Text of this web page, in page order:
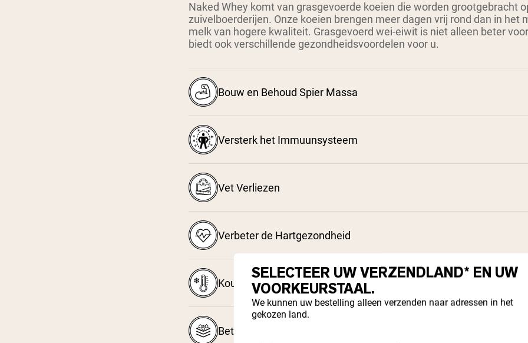
Naked Whey komt van grasgevoerde koeien die worden grootgebracht
zuivelboerderijen. Onze koeien brengen meer dagen vrij rond dan in het
melk van hogere kwaliteit. Grasgevoerd wei-eiwit is niet alleen beter
biedt ook verschillende gezondheidsvoordelen voor u.
Bouw en Behoud Spier Massa
Versterk het Immuunsysteem
Vet Verliezen
Verbeter de Hartgezondheid
Koud Verwerkt
Betere Absorptie
SELECTEER UW VERZENDLAND* EN UW
VOORKEURSTAAL.
We kunnen uw bestelling alleen verzenden naar adressen in het
gekozen land.